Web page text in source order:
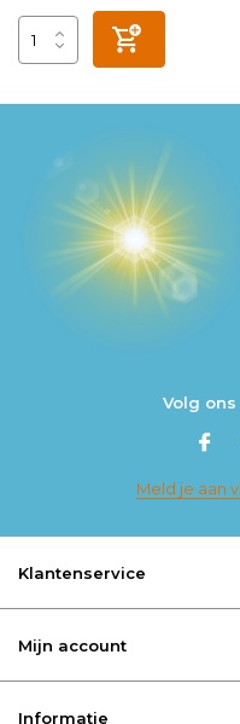
Volg
Meld je aan
Klantenservice
Mijn account
Informatie